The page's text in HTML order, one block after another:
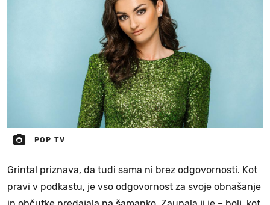
POP TV
Grintal priznava, da tudi sama ni brez odgovornosti. Kot
pravi v podkastu, je vso odgovornost za svoje obnašanje